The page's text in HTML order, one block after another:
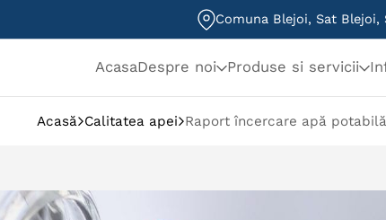
Comuna Blejoi, Sat
AcasaDespre noi Produse si servicii
Acasă Calitatea apei Raport încercare apă